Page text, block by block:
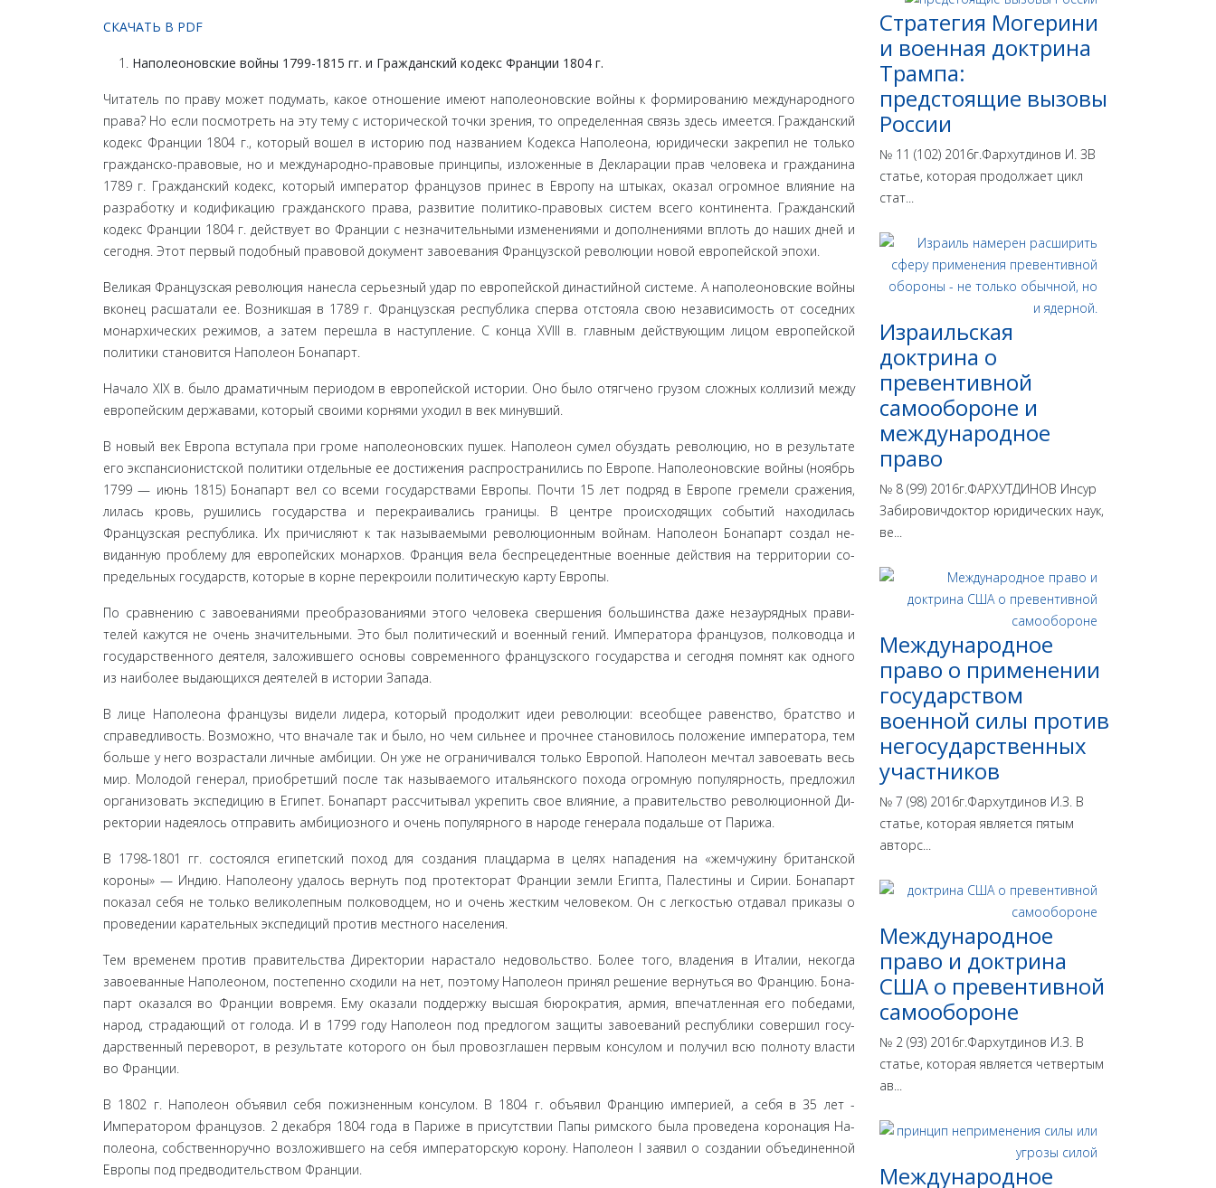
СКАЧАТЬ В PDF
Наполеоновские войны 1799-1815 гг. и Граждан­ский кодекс Франции 1804 г.
Читатель по праву может подумать, какое отношение имеют наполеоновские войны к формированию междуна­родного
права? Но если посмотреть на эту тему с истори­ческой точки зрения, то определенная связь здесь имеет­ся. Гражданский
кодекс Франции 1804 г., который вошел в историю под названием Кодекса Наполеона, юридически закрепил не только
гражданско-правовые, но и междуна­родно-правовые принципы, изложенные в Декларации прав человека и гражданина
1789 г. Гражданский кодекс, который император французов принес в Европу на штыках, оказал огромное влияние на
разработку и кодификацию граждан­ского права, развитие политико-правовых систем всего кон­тинента. Гражданский
кодекс Франции 1804 г. действует во Франции с незначительными изменениями и дополнениями вплоть до наших дней и
сегодня. Этот первый подобный пра­вовой документ завоевания Французской революции новой европейской эпохи.
Великая Французская революция нанесла серьезный удар по европейской династийной системе. А наполеонов­ские войны
вконец расшатали ее. Возникшая в 1789 г. Фран­цузская республика сперва отстояла свою независимость от соседних
монархических режимов, а затем перешла в насту­пление. С конца XVIII в. главным действующим лицом евро­пейской
политики становится Наполеон Бонапарт.
Начало XIX в. было драматичным периодом в европей­ской истории. Оно было отягчено грузом сложных коллизий между
европейским державами, который своими корнями уходил в век минувший.
В новый век Европа вступала при громе наполеоновских пушек. Наполеон сумел обуздать революцию, но в результа­те
его экспансионистской политики отдельные ее достиже­ния распространились по Европе. Наполеоновские войны (ноябрь
1799 — июнь 1815) Бонапарт вел со всеми государ­ствами Европы. Почти 15 лет подряд в Европе гремели сра­жения,
лилась кровь, рушились государства и перекраива­лись границы. В центре происходящих событий находилась
Французская республика. Их причисляют к так называемы­ми революционным войнам. Наполеон Бонапарт создал не­
виданную проблему для европейских монархов. Франция вела беспрецедентные военные действия на территории со­
предельных государств, которые в корне перекроили поли­тическую карту Европы.
По сравнению с завоеваниями преобразованиями этого человека свершения большинства даже незаурядных прави­
телей кажутся не очень значительными. Это был политиче­ский и военный гений. Императора французов, полководца и
государственного деятеля, заложившего основы современ­ного французского государства и сегодня помнят как одного
из наиболее выдающихся деятелей в истории Запада.
В лице Наполеона французы видели лидера, который продолжит идеи революции: всеобщее равенство, братство и
справедливость. Возможно, что вначале так и было, но чем сильнее и прочнее становилось положение императора, тем
больше у него возрастали личные амбиции. Он уже не огра­ничивался только Европой. Наполеон мечтал завоевать весь
мир. Молодой генерал, приобретший после так называемого итальянского похода огромную популярность, предложил
организовать экспедицию в Египет. Бонапарт рассчитывал укрепить свое влияние, а правительство революционной Ди­
ректории надеялось отправить амбициозного и очень попу­лярного в народе генерала подальше от Парижа.
В 1798-1801 гг. состоялся египетский поход для создания плацдарма в целях нападения на «жемчужину британской
короны» — Индию. Наполеону удалось вернуть под протек­торат Франции земли Египта, Палестины и Сирии. Бонапарт
показал себя не только великолепным полководцем, но и очень жестким человеком. Он с легкостью отдавал приказы о
проведении карательных экспедиций против местного на­селения.
Тем временем против правительства Директории нарас­тало недовольство. Более того, владения в Италии, некогда
завоеванные Наполеоном, постепенно сходили на нет, поэто­му Наполеон принял решение вернуться во Францию. Бона­
парт оказался во Франции вовремя. Ему оказали поддерж­ку высшая бюрократия, армия, впечатленная его победами,
народ, страдающий от голода. И в 1799 году Наполеон под предлогом защиты завоеваний республики совершил госу­
дарственный переворот, в результате которого он был про­возглашен первым консулом и получил всю полноту власти
во Франции.
В 1802 г. Наполеон объявил себя пожизненным консу­лом. В 1804 г. объявил Францию империей, а себя в 35 лет -
Императором французов. 2 декабря 1804 года в Париже в присутствии Папы римского была проведена коронация На­
полеона, собственноручно возложившего на себя импера­торскую корону. Наполеон I заявил о создании объединен­ной
Европы под предводительством Франции.
Стратегия Могерини
и военная доктрина
Трампа:
предстоящие вызовы
России
№ 11 (102) 2016г.Фархутдинов И. ЗВ
статье, которая продолжает цикл
стат...
Израильская
доктрина o
превентивной
самообороне и
международное
право
№ 8 (99) 2016г.ФАРХУТДИНОВ Инсур
Забировичдоктор юридических наук,
ве...
Международное
право о применении
государством
военной силы против
негосударственных
участников
№ 7 (98) 2016г.Фархутдинов И.З. В
статье, которая является пятым
авторс...
Международное
право и доктрина
США о превентивной
самообороне
№ 2 (93) 2016г.Фархутдинов И.З. В
статье, которая является четвертым
ав...
Международное